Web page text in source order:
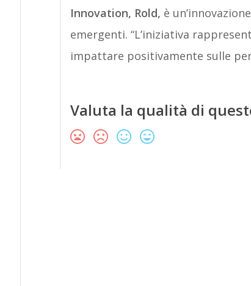
Innovation, Rold, è
emergenti. “L’iniziativa
impattare positivamente sulle
Valuta la qualità di